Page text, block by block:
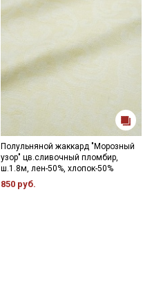
Полульняной жаккард "Морозный
узор" цв.сливочный пломбир,
ш.1.8м, лен-50%, хлопок-50%
850 руб.